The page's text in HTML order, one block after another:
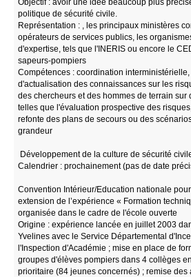
Objectif : avoir une idée beaucoup plus
politique de sécurité civile.
Représentation : , les principaux ministères
opérateurs de services publics, les
d'expertise, tels que l'INERIS ou encore le
sapeurs-pompiers
Compétences : coordination
d'actualisation des connaissances sur les
des chercheurs et des hommes de terrain sur
telles que l'évaluation prospective des
refonte des plans de secours ou des
grandeur
Développement de la culture de sécurité
Calendrier : prochainement (pas de date
Convention Intérieur/Education nationale
extension de l’expérience « Formation
organisée dans le cadre de l'école ouverte
Origine : expérience lancée en juillet 2003
Yvelines avec le Service Départemental
l'Inspection d'Académie ; mise en place de
groupes d'élèves pompiers dans 4 collèges
prioritaire (84 jeunes concernés) ; remise des